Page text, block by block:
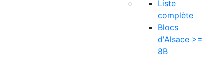
Liste
complète
Blocs
d'Alsace >=
8B